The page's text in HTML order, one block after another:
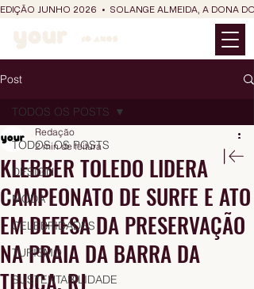
EDIÇÃO JUNHO 2026  •  SOLANGE ALMEIDA, A DONA
Post
TODOS OS POSTS
DESIGN
MODA
CELEBRIDADES
TURISMO
SUSTENTABILIDADE
TODOS OS POSTS
KLEBBER TOLEDO LIDERA
CAMPEONATO DE SURFE E ATO
EM DEFESA DA PRESERVAÇÃO
NA PRAIA DA BARRA DA
TIJUCA, RJ
Redação
2 min de leitura